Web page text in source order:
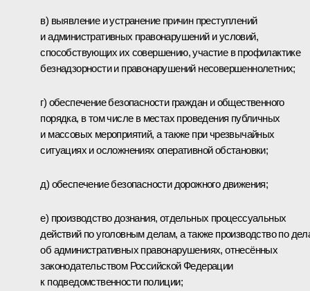
в) выявление и устранение причин преступлений
и административных правонарушений и условий,
способствующих их совершению, участие в профилактике
безнадзорности и правонарушений несовершеннолетних;
г) обеспечение безопасности граждан и общественного
порядка, в том числе в местах проведения публичных
и массовых мероприятий, а также при чрезвычайных
ситуациях и осложнениях оперативной обстановки;
д) обеспечение безопасности дорожного движения;
е) производство дознания, отдельных процессуальных
действий по уголовным делам, а также производство по
об административных правонарушениях, отнесённых
законодательством Российской Федерации
к подведомственности полиции;